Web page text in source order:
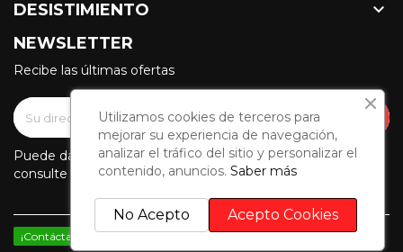
DESISTIMIENTO 
NEWSLETTER
Recibe las últimas ofertas
Puede darse de baja en cualquier momento. Para ello,
consulte nuestra información de contacto en el aviso legal.
¡Contáctanos por WhatsApp!
Utilizamos cookies de terceros para
mejorar su experiencia de navegación,
analizar el tráfico del sitio y personalizar el
contenido, anuncios. Saber más
Acepto Cookies
No Acepto